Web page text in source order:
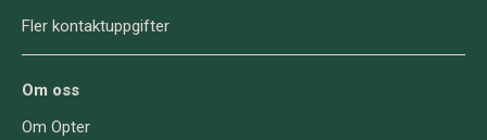
Fler kontaktuppgifter
Om oss
Om Opter